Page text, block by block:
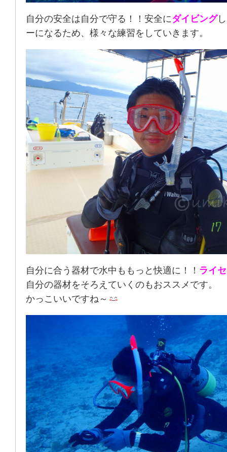
自分の安全は自分で守る！！安全にダイビング
ーになるため、様々な練習をしていきます。
自分に合う器材で水中ももっと快適に！！ ライ
自分の器材をそろえていくのもおススメです。
かっこいいですね～